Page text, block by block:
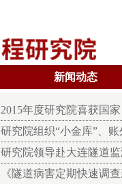
新闻动态
2015年度研究院喜获国
研究院组织“小金库”、
研究院领导赴大连隧道
《隧道病害定期快速调